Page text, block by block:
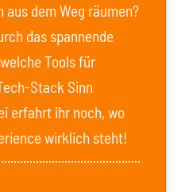
aus dem Weg räumen?
das spannende
Tools für
Stack Sinn
erfahrt ihr noch, wo
wirklich steht!